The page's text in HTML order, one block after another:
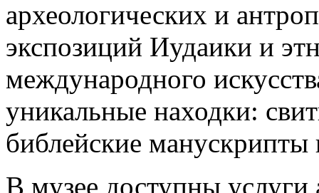
археологических и
экспозиций Иудаики и
международного
уникальные находки:
библейские манускрипты
В музее доступны услуги